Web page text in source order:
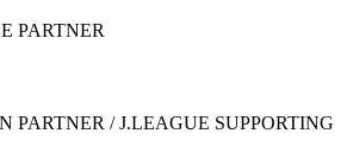
PARTNER
PARTNER / J.LEAGUE SUPPORTING